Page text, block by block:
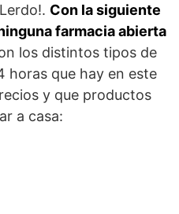
Con la siguiente
farmacia abierta
los distintos tipos de
horas que hay en este
y que productos
a casa: